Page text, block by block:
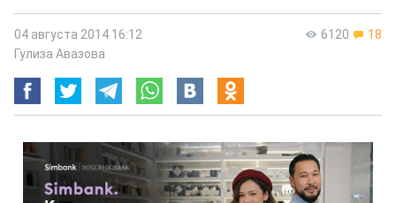
6120 18
04 августа 2014 16:12
Гулиза Авазова